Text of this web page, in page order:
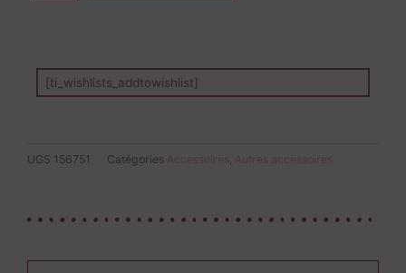
[ti_wishlists_addtowishlist]
UGS 156751 Catégories Accessoires Autres accessoires